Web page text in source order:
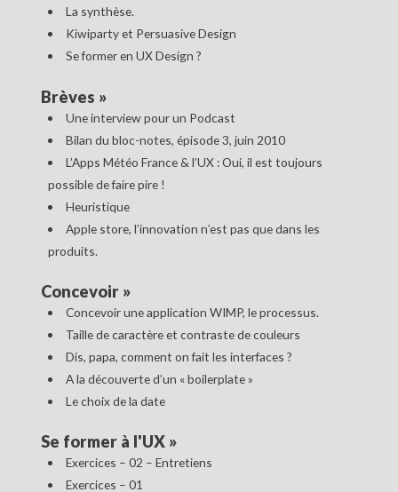
La synthèse.
Kiwiparty et Persuasive Design
Se former en UX Design ?
Brèves »
Une interview pour un Podcast
Bilan du bloc-notes, épisode 3, juin 2010
L’Apps Météo France & l’UX : Oui, il est toujours
possible de faire pire !
Heuristique
Apple store, l’innovation n’est pas que dans les
produits.
Concevoir»
Concevoir une application WIMP, le processus.
Taille de caractère et contraste de couleurs
Dis, papa, comment on fait les interfaces ?
A la découverte d’un « boilerplate »
Le choix de la date
Se former à l'UX»
Exercices – 02 – Entretiens
Exercices – 01